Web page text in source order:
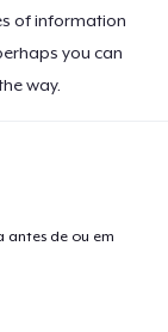
of information
you can
way.
antes de ou em